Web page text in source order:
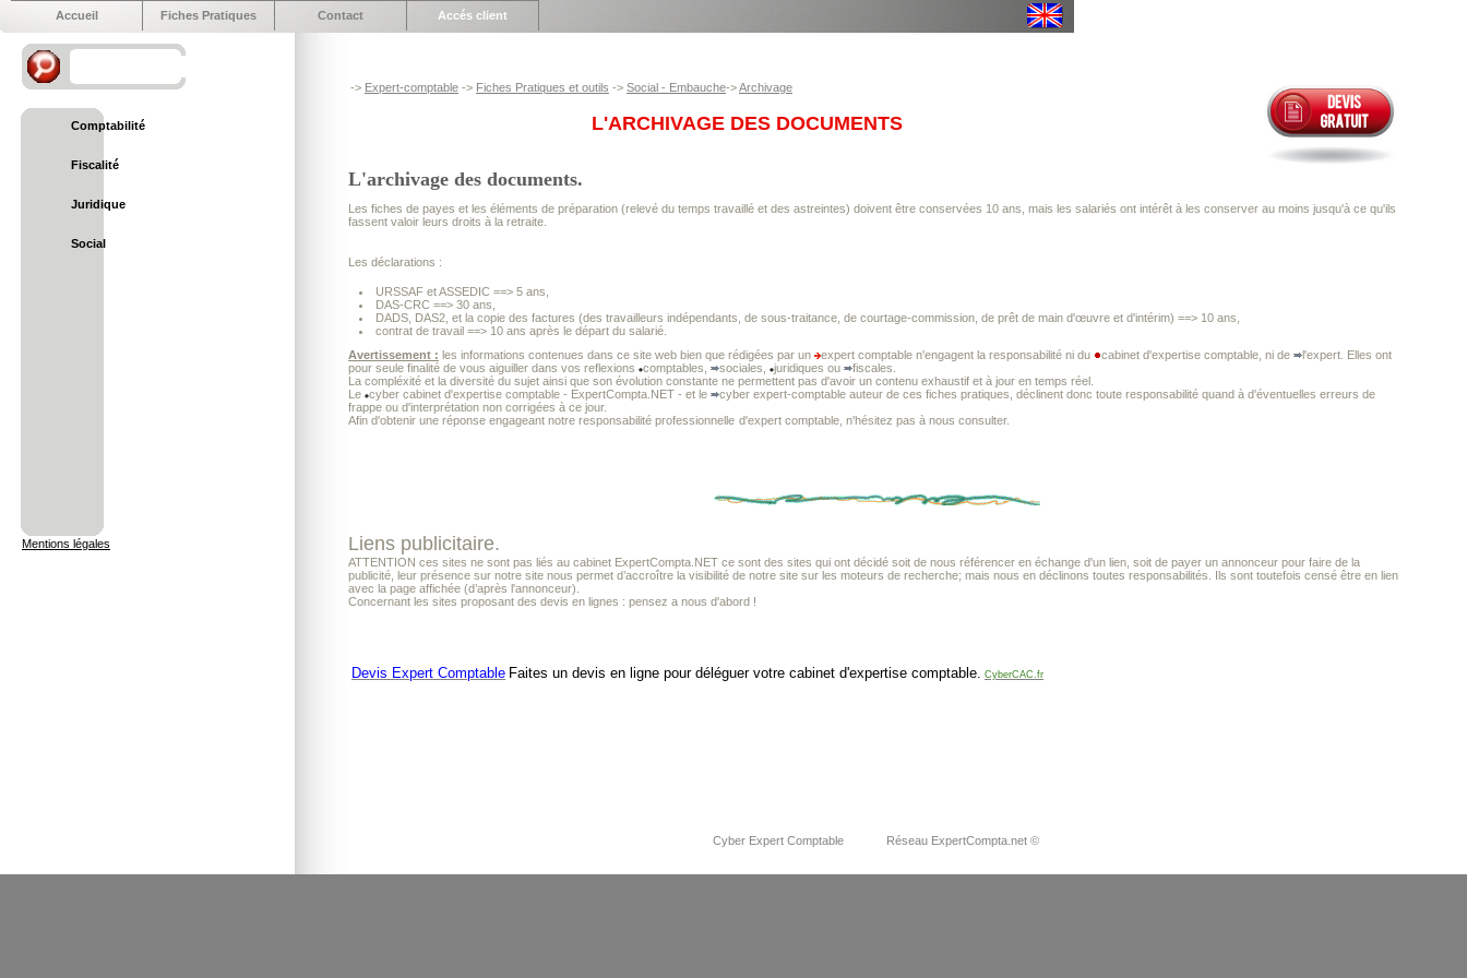
Accueil Fiches Pratiques Contact Accés client
Comptabilité
Fiscalité
Juridique
Social
Mentions légales
-> Expert-comptable -> Fiches Pratiques et outils -> Social - Embauche->Archivage
L'ARCHIVAGE DES DOCUMENTS
L'archivage des documents.
Les fiches de payes et les éléments de préparation (relevé du temps travaillé et des astreintes) doivent être conservées 10 ans, mais les salariés ont intérêt à les conserver au moins jusqu'à ce qu'ils
fassent valoir leurs droits à la retraite.
Les déclarations :
URSSAF et ASSEDIC ==> 5 ans,
DAS-CRC ==> 30 ans,
DADS, DAS2, et la copie des factures (des travailleurs indépendants, de sous-traitance, de courtage-commission, de prêt de main d'œuvre et d'intérim) ==> 10 ans,
contrat de travail ==> 10 ans après le départ du salarié.
Avertissement : les informations contenues dans ce site web bien que rédigées par un expert comptable n'engagent la responsabilité ni du cabinet d'expertise comptable, ni de
l'expert. Elles ont
pour seule finalité de vous aiguiller dans vos reflexions
comptables, sociales, juridiques ou
fiscales.
La compléxité et la diversité du sujet ainsi que son évolution constante ne permettent pas d'avoir un contenu exhaustif et à jour en temps réel.
Le cyber cabinet d'expertise comptable - ExpertCompta.NET - et le
cyber expert-comptable auteur de ces fiches pratiques, déclinent donc toute responsabilité quand à d'éventuelles erreurs de
frappe ou d'interprétation non corrigées à ce jour.
Afin d'obtenir une réponse engageant notre responsabilité professionnelle d'expert comptable, n'hésitez pas à nous consulter.
Liens publicitaire.
ATTENTION ces sites ne sont pas liés au cabinet ExpertCompta.NET ce sont des sites qui ont décidé soit de nous référencer en échange d'un lien, soit de payer un annonceur pour faire de la
publicité, leur présence sur notre site nous permet d’accroître la visibilité de notre site sur les moteurs de recherche; mais nous en déclinons toutes responsabilités. Ils sont toutefois censé être en lien
avec la page affichée (d’après l'annonceur).
Concernant les sites proposant des devis en lignes : pensez a nous d'abord !
Devis Expert Comptable Faites un devis en ligne pour déléguer votre cabinet d'expertise comptable. CyberCAC.fr
Cyber Expert Comptable Réseau ExpertCompta.net ©